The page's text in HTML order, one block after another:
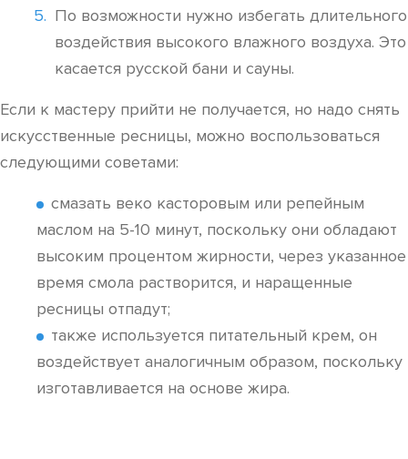
По возможности нужно избегать длительного
воздействия высокого влажного воздуха. Это
касается русской бани и сауны.
Если к мастеру прийти не получается, но надо снять
искусственные ресницы, можно воспользоваться
следующими советами:
смазать веко касторовым или репейным
маслом на 5-10 минут, поскольку они обладают
высоким процентом жирности, через указанное
время смола растворится, и наращенные
ресницы отпадут;
также используется питательный крем, он
воздействует аналогичным образом, поскольку
изготавливается на основе жира.